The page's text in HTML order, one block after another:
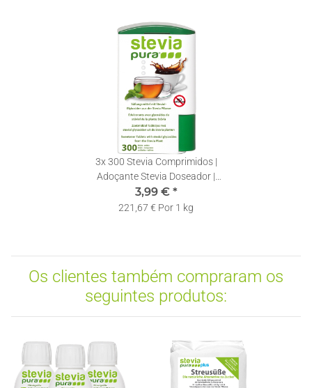
3x300 Stevia Comprimidos |
Adoçante Stevia Doseador |
Recarregável | Pastilhas de
Stevia
3,99 € *
221,67 € Por 1 kg
Os clientes também compraram os
seguintes produtos: